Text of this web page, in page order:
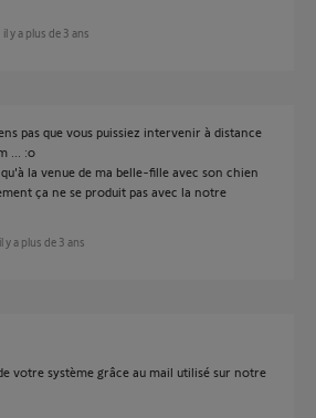
il y a plus de 3 ans
pas que vous puissiez intervenir à distance
... :o
la venue de ma belle-fille avec son chien
ça ne se produit pas avec la notre
il y a plus de 3 ans
votre système grâce au mail utilisé sur notre